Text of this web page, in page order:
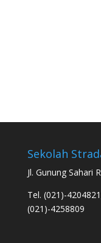
Sekolah
Jl. Gunung Sahari
Tel. (021)-
(021)-4258809